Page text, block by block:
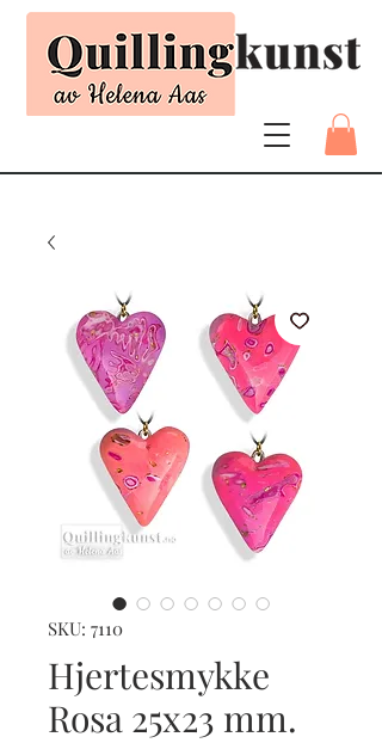
SKU: 7110
Hjertesmykke
Rosa 25x23 mm.